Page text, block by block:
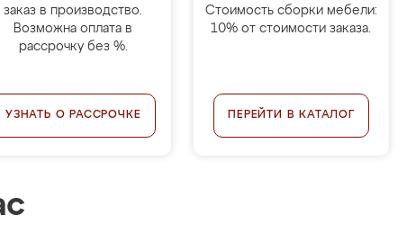
заказ в производство.
Возможна оплата в
рассрочку без %.
УЗНАТЬ О РАССРОЧКЕ
Стоимость сборки мебели:
10% от стоимости заказа.
ПЕРЕЙТИ В КАТАЛОГ